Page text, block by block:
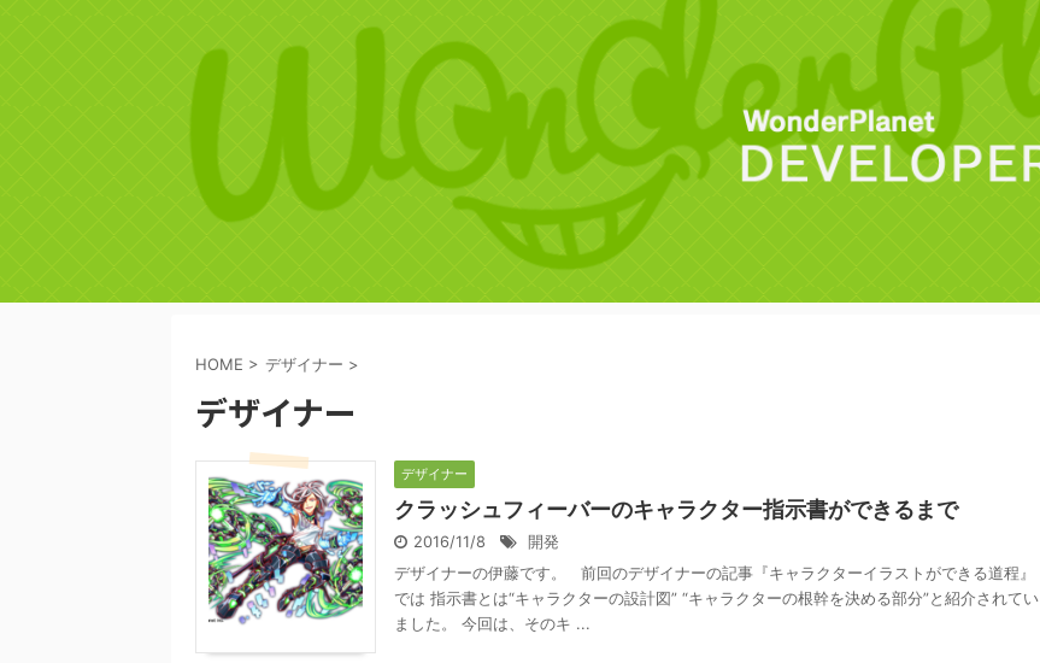
HOME > デザイナー >
デザイナー
デザイナー
クラッシュフィーバーのキャラクター指示書ができるまで
2016/11/8
開発
デザイナーの伊藤です。 前回のデザイナーの記事『キャラクターイラストができる道程』
では 指示書とは“キャラクターの設計図” “キャラクターの根幹を決める部分”と紹介されてい
ました。 今回は、そのキ ...